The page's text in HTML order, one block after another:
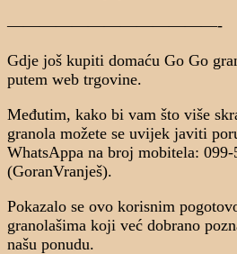
—————————————-
Gdje još kupiti domaću Go Go
putem web trgovine.
Međutim, kako bi vam što više
granola možete se uvijek javiti
WhatsAppa na broj mobitela:
(GoranVranješ).
Pokazalo se ovo korisnim
granolašima koji već dobrano
našu ponudu.